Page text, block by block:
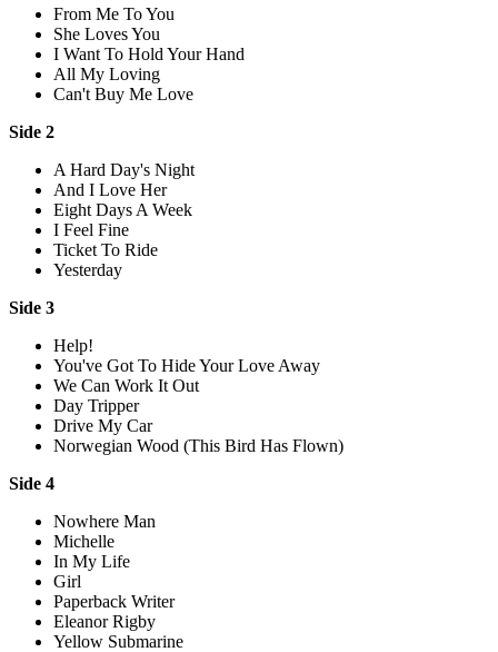
From Me To You
She Loves You
I Want To Hold Your Hand
All My Loving
Can't Buy Me Love
Side 2
A Hard Day's Night
And I Love Her
Eight Days A Week
I Feel Fine
Ticket To Ride
Yesterday
Side 3
Help!
You've Got To Hide Your Love Away
We Can Work It Out
Day Tripper
Drive My Car
Norwegian Wood (This Bird Has Flown)
Side 4
Nowhere Man
Michelle
In My Life
Girl
Paperback Writer
Eleanor Rigby
Yellow Submarine